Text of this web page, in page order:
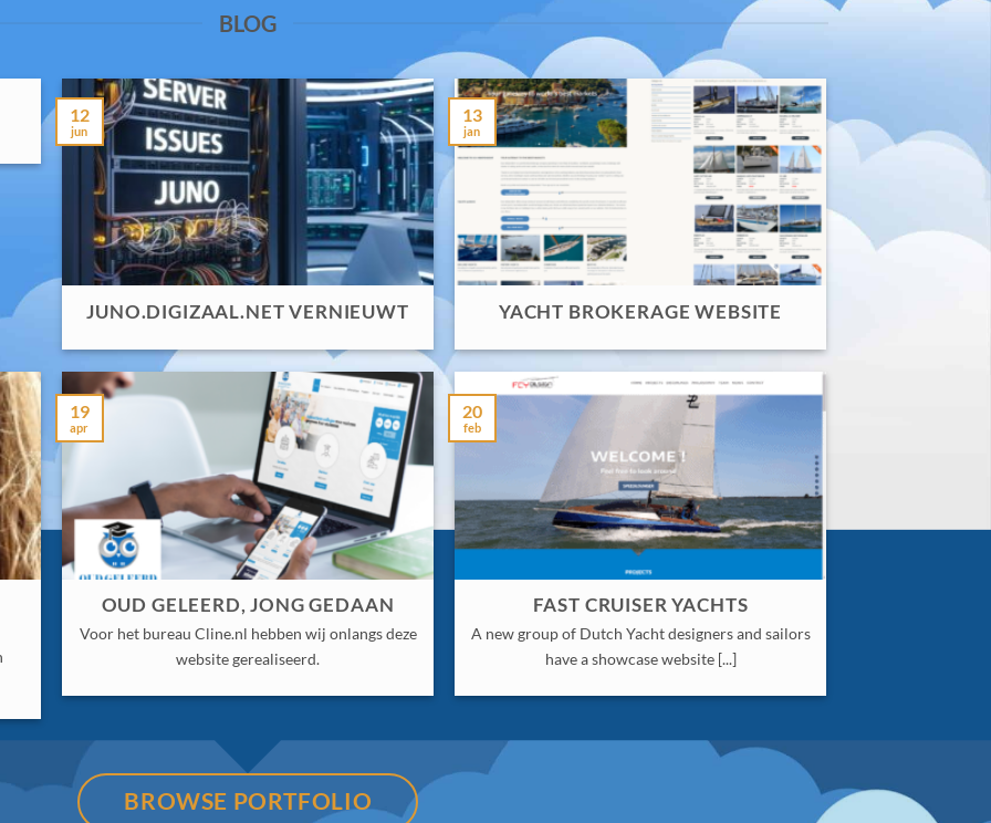
BLOG
JUNO.DIGIZAAL.NET VERNIEUWT
12
jun
YACHT BROKERAGE WEBSITE
13
jan
OUD GELEERD, JONG GEDAAN
Voor het bureau Cline.nl hebben wij onlangs deze
website gerealiseerd.
19
apr
FAST CRUISER YACHTS
A new group of Dutch Yacht designers and sailors
have a showcase website [...]
20
feb
BROWSE PORTFOLIO